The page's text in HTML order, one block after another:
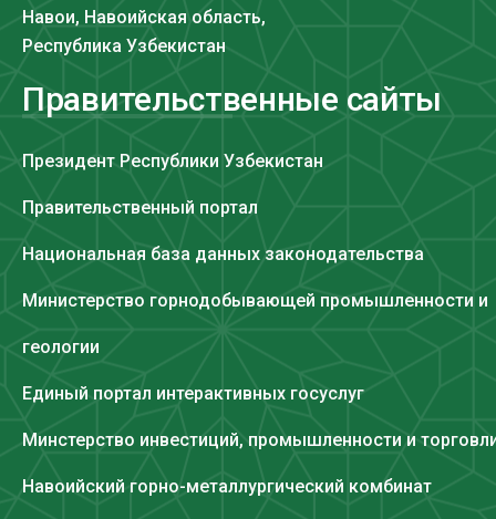
Навои, Навоийская область,
Республика Узбекистан
Правительственные сайты
Президент Республики Узбекистан
Правительственный портал
Национальная база данных законодательства
Министерство горнодобывающей промышленности и
геологии
Единый портал интерактивных госуслуг
Минстерство инвестиций, промышленности и
Навоийский горно-металлургический комбинат